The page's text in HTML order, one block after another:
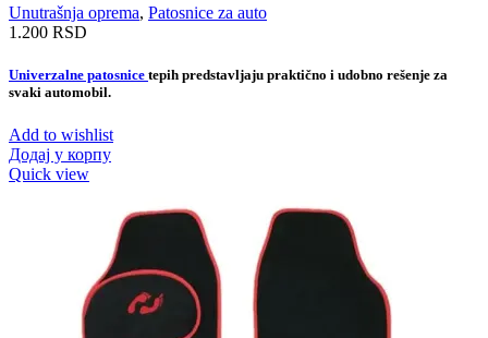
Unutrašnja oprema, Patosnice za auto
1.200 RSD
Univerzalne patosnice tepih predstavljaju praktično i udobno rešenje za
svaki automobil.
Add to wishlist
Додај у корпу
Quick view